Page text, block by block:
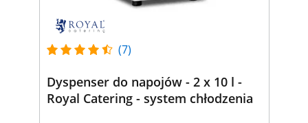
(7)
Dyspenser do napojów - 2 x 10 l -
Royal Catering - system chłodzenia